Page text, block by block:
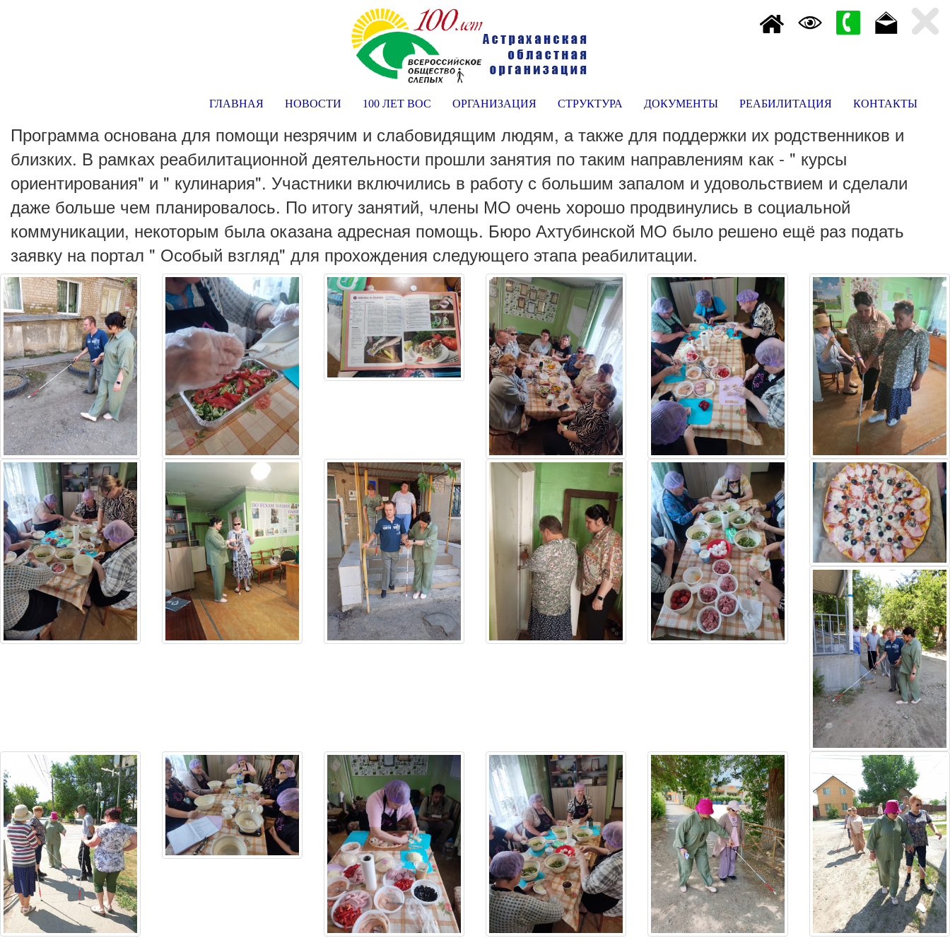
ГЛАВНАЯ НОВОСТИ 100 ЛЕТ ВОС ОРГАНИЗАЦИЯ СТРУКТУРА ДОКУМЕНТЫ РЕАБИЛИТАЦИЯ КОНТАКТЫ
Программа основана для помощи незрячим и слабовидящим людям, а также для поддержки их родственников и
близких. В рамках реабилитационной деятельности прошли занятия по таким направлениям как - " курсы
ориентирования" и " кулинария". Участники включились в работу с большим запалом и удовольствием и сделали
даже больше чем планировалось. По итогу занятий, члены МО очень хорошо продвинулись в социальной
коммуникации, некоторым была оказана адресная помощь. Бюро Ахтубинской МО было решено ещё раз подать
заявку на портал " Особый взгляд" для прохождения следующего этапа реабилитации.